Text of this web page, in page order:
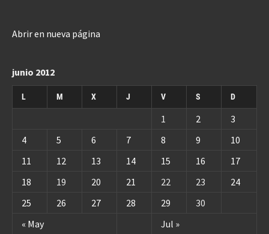
Abrir en nueva página
junio 2012
L M X J V S D
« May Jul »
1 2
3
4
5 6 7 8 9
10
11
12 13 14 15 16
17
18
19 20 21 22 23
24
25
26 27 28 29 30